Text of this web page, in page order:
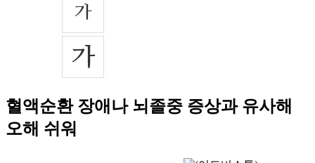
혈액순환 장애나 뇌졸중 증상과 유사해
오해 쉬워